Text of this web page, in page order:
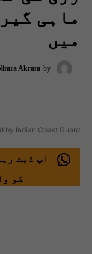
ماہی
میں
by
Akram
by Indian Coast Guard
اپ ڈیٹ
کو